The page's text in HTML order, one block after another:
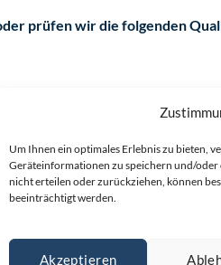
Um Ihnen ein optimales Erlebnis zu bieten,
Geräteinformationen zu speichern und/
nicht erteilen oder zurückziehen, können
beeinträchtigt werden.
Akzeptieren
prüfen wir die folgenden
Wärmebehandlung
Prüfung)
für Rohrleitung,